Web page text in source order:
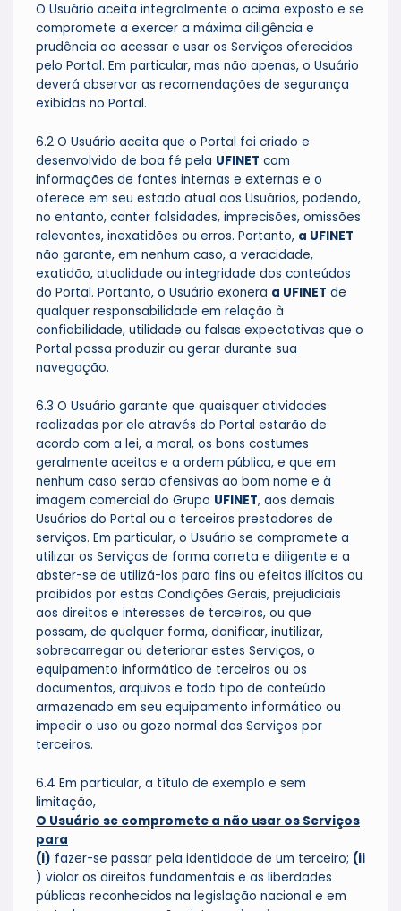
O Usuário aceita integralmente o acima exposto e se
compromete a exercer a máxima diligência e
prudência ao acessar e usar os Serviços oferecidos
pelo Portal. Em particular, mas não apenas, o Usuário
deverá observar as recomendações de segurança
exibidas no Portal.
6.2 O Usuário aceita que o Portal foi criado e
desenvolvido de boa fé pela UFINET com
informações de fontes internas e externas e o
oferece em seu estado atual aos Usuários, podendo,
no entanto, conter falsidades, imprecisões, omissões
relevantes, inexatidões ou erros. Portanto, a UFINET
não garante, em nenhum caso, a veracidade,
exatidão, atualidade ou integridade dos conteúdos
do Portal. Portanto, o Usuário exonera a UFINET de
qualquer responsabilidade em relação à
confiabilidade, utilidade ou falsas expectativas que o
Portal possa produzir ou gerar durante sua
navegação.
6.3 O Usuário garante que quaisquer atividades
realizadas por ele através do Portal estarão de
acordo com a lei, a moral, os bons costumes
geralmente aceitos e a ordem pública, e que em
nenhum caso serão ofensivas ao bom nome e à
imagem comercial do Grupo UFINET, aos demais
Usuários do Portal ou a terceiros prestadores de
serviços. Em particular, o Usuário se compromete a
utilizar os Serviços de forma correta e diligente e a
abster-se de utilizá-los para fins ou efeitos ilícitos ou
proibidos por estas Condições Gerais, prejudiciais
aos direitos e interesses de terceiros, ou que
possam, de qualquer forma, danificar, inutilizar,
sobrecarregar ou deteriorar estes Serviços, o
equipamento informático de terceiros ou os
documentos, arquivos e todo tipo de conteúdo
armazenado em seu equipamento informático ou
impedir o uso ou gozo normal dos Serviços por
terceiros.
6.4 Em particular, a título de exemplo e sem
limitação,
O Usuário se compromete a não usar os Serviços
para
(i) fazer-se passar pela identidade de um terceiro; (ii
) violar os direitos fundamentais e as liberdades
públicas reconhecidos na legislação nacional e em